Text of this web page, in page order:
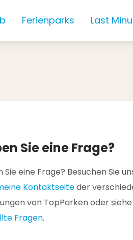
Ferienparks Last
Sie eine Frage?
Sie eine Frage? Besuchen Sie
Kontaktseiteder
von TopParken oder
Fragen.